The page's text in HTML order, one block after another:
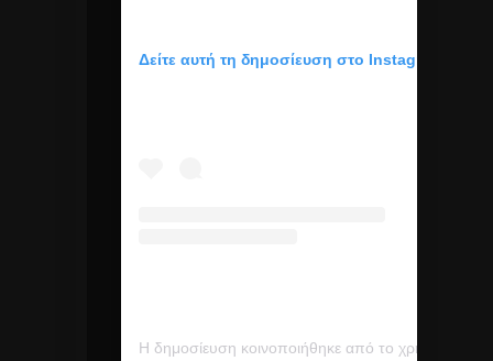
Δείτε αυτή τη δημοσίευση στο Instagram.